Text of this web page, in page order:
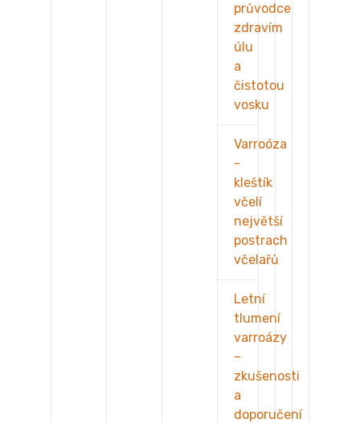
průvodce
zdravím
úlu
a
čistotou
vosku
Varroóza
-
kleštík
včelí
největší
postrach
včelařů
Letní
tlumení
varroázy
–
zkušenosti
a
doporučení